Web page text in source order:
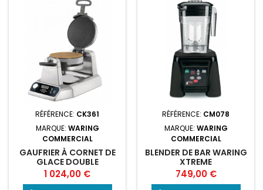
RÉFÉRENCE: CK361
MARQUE: WARING
COMMERCIAL
GAUFRIER À CORNET DE
GLACE DOUBLE
Prix
1 024,00 €
RÉFÉRENCE: CM078
MARQUE: WARING
COMMERCIAL
BLENDER DE BAR WARING
XTREME
Prix
749,00 €